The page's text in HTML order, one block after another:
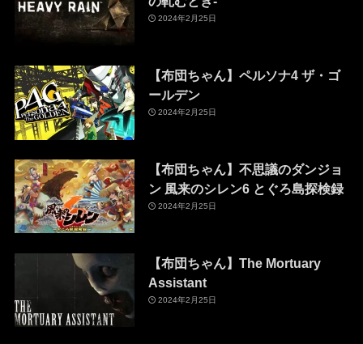
2024年2月25日
【布団ちゃん】ペルソナ4 ザ・ゴ
ールデン
2024年2月25日
【布団ちゃん】不思議のダンジョ
ン 風来のシレン6 とぐろ島探検録
2024年2月25日
【布団ちゃん】The Mortuary
Assistant
2024年2月25日